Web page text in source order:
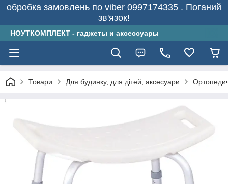
обробка замовлень по viber 0997174335 . Поганий
зв'язок!
НОУТКОМПЛЕКТ - гаджеты и аксессуары
Товари Для будинку, для дітей, аксесуари